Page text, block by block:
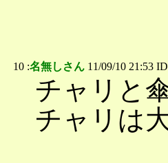
10 :名無しさん 11/09/10 21:53
チャリと
チャリは